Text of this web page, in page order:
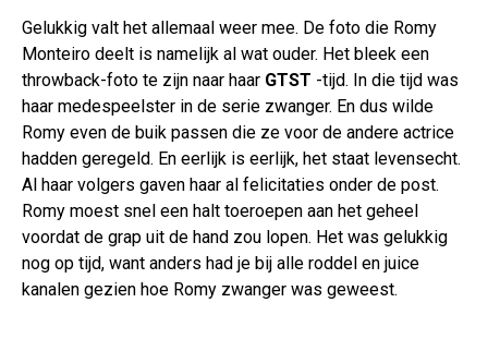
Gelukkig valt het allemaal weer mee. De foto die Romy
Monteiro deelt is namelijk al wat ouder. Het bleek een
throwback-foto te zijn naar haar GTST -tijd. In die tijd was
haar medespeelster in de serie zwanger. En dus wilde
Romy even de buik passen die ze voor de andere actrice
hadden geregeld. En eerlijk is eerlijk, het staat levensecht.
Al haar volgers gaven haar al felicitaties onder de post.
Romy moest snel een halt toeroepen aan het geheel
voordat de grap uit de hand zou lopen. Het was gelukkig
nog op tijd, want anders had je bij alle roddel en juice
kanalen gezien hoe Romy zwanger was geweest.